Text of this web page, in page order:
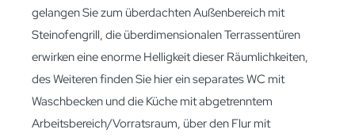
gelangen Sie zum überdachten Außenbereich mit
Steinofengrill, die überdimensionalen Terrassentüren
erwirken eine enorme Helligkeit dieser Räumlichkeiten,
des Weiteren finden Sie hier ein separates WC mit
Waschbecken und die Küche mit abgetrenntem
Arbeitsbereich/Vorratsraum, über den Flur mit